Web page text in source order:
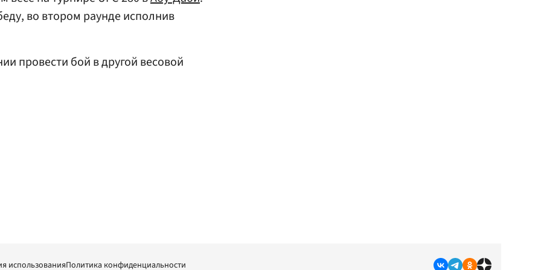
во втором раунде исполнив
провести бой в другой весовой
использованияПолитика конфиденциальности